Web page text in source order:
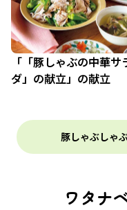
「「豚しゃぶの中華サ
ダ」の献立」の献立
豚しゃぶしゃ
ワタナ